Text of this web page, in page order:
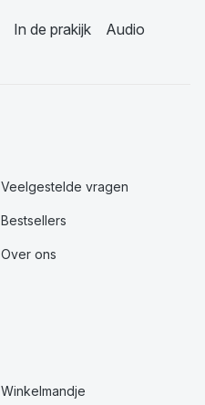
In de prakijk Audio
Veelgestelde vragen
Bestsellers
Over ons
Winkelmandje